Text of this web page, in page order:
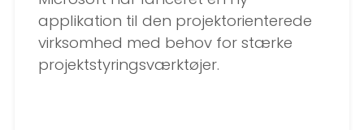
applikation til den projektorienterede
virksomhed med behov for stærke
projektstyringsværktøjer.